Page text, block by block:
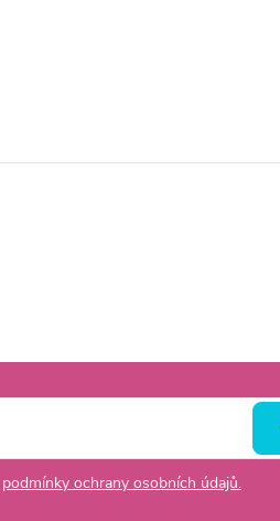
podmínky ochrany osobních údajů.